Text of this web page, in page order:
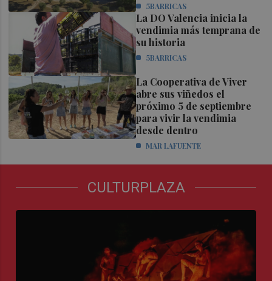
5BARRICAS
La DO Valencia inicia la
vendimia más temprana de
su historia
5BARRICAS
La Cooperativa de Viver
abre sus viñedos el
próximo 5 de septiembre
para vivir la vendimia
desde dentro
MAR LAFUENTE
CULTURPLAZA